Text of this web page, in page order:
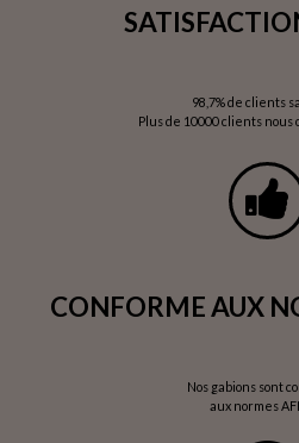
98,7% de clients
Plus de 10000 clients nous
CONFORME AUX
Nos gabions sont
aux normes